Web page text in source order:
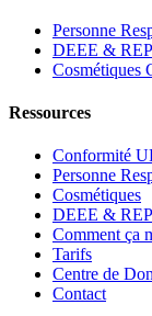
Personne
DEEE & REP
Cosmétiques
Ressources
Conformité
Personne
Cosmétiques
DEEE & REP
Comment ça
Tarifs
Centre de
Contact